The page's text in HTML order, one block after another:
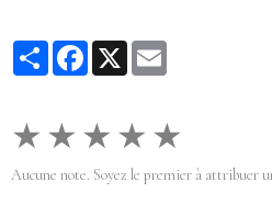
PartagerFacebook
X
★ ★ ★ ★ ★
Aucune note. Soyez le premier à attribuer